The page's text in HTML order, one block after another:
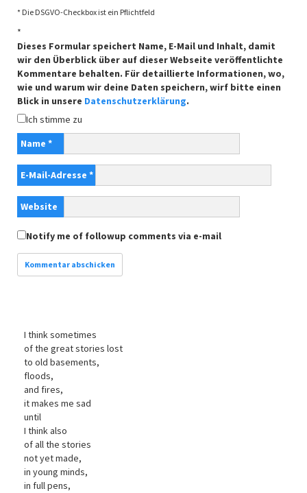
* Die DSGVO-Checkbox ist ein Pflichtfeld
*
Dieses Formular speichert Name, E-Mail und Inhalt, damit
wir den Überblick über auf dieser Webseite veröffentlichte
Kommentare behalten. Für detaillierte Informationen, wo,
wie und warum wir deine Daten speichern, wirf bitte einen
Blick in unsere Datenschutzerklärung.
Ich stimme zu
Name *
E-Mail-Adresse *
Website
Notify me of followup comments via e-mail
I think sometimes
of the great stories lost
to old basements,
floods,
and fires,
it makes me sad
until
I think also
of all the stories
not yet made,
in young minds,
in full pens,